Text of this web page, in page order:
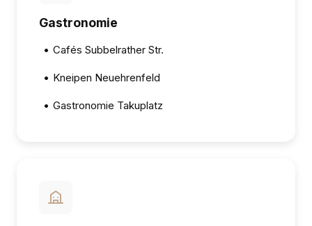
Gastronomie
• Cafés Subbelrather Str.
• Kneipen Neuehrenfeld
• Gastronomie Takuplatz